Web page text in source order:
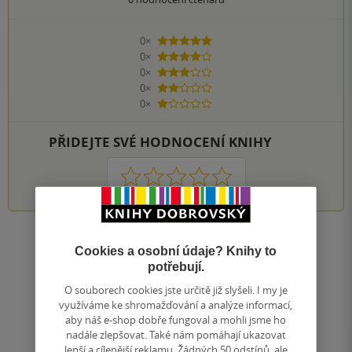
0×
5 hvězdiček
0×
4 hvězdičky
0×
3 hvězdičky
0×
2 hvězdičky
0×
1 hvezdička
PŘIDEJTE SVÉ HODNOCENÍ KNIHY
1 2 3 4 5
Nahoru
Zobrazeno 20 z 20
1
Přejít
na
stránku
/ 1
Cookies a osobní údaje? Knihy to
potřebují.
O souborech cookies jste určitě již slyšeli. I my je
využíváme ke shromažďování a analýze informací,
aby náš e-shop dobře fungoval a mohli jsme ho
nadále zlepšovat. Také nám pomáhají ukazovat